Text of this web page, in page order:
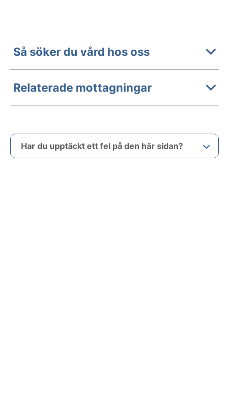
Så söker du vård hos oss
Relaterade mottagningar
Har du upptäckt ett fel på den här sidan?